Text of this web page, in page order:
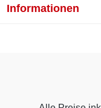
Informationen